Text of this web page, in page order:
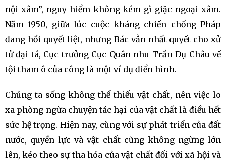
nội xâm”, nguy hiểm không kém gì giặc ngoại xâm.
Năm 1950, giữa lúc cuộc kháng chiến chống Pháp
đang hồi quyết liệt, nhưng Bác vẫn nhất quyết cho xử
tử đại tá, Cục trưởng Cục Quân nhu Trần Dụ Châu về
tội tham ô của công là một ví dụ điển hình.
Chúng ta sống không thể thiếu vật chất, nên việc lo
xa phòng ngừa chuyện tác hại của vật chất là điều hết
sức hệ trọng. Hiện nay, cùng với sự phát triển của đất
nước, quyền lực và vật chất cũng không ngừng lớn
lên, kéo theo sự tha hóa của vật chất đối với xã hội và